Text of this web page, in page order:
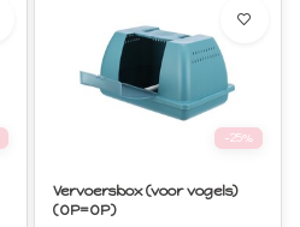
-25%
Vervoersbox (voor vogels)
(OP=OP)